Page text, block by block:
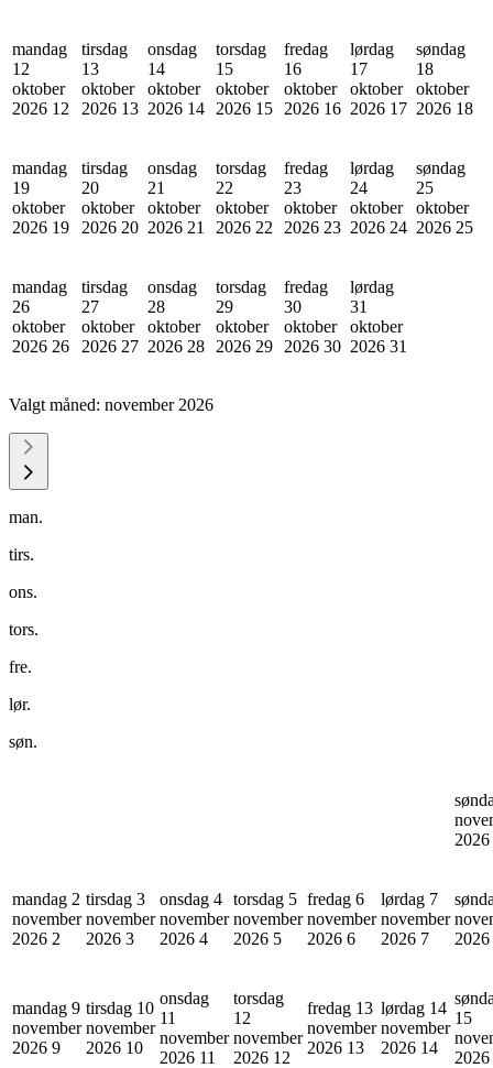
mandag
12
oktober
2026 12
tirsdag
13
oktober
2026 13
onsdag
14
oktober
2026 14
torsdag
15
oktober
2026 15
fredag
16
oktober
2026 16
lørdag
17
oktober
2026 17
søndag
18
oktober
2026 18
mandag
19
oktober
2026 19
tirsdag
20
oktober
2026 20
onsdag
21
oktober
2026 21
torsdag
22
oktober
2026 22
fredag
23
oktober
2026 23
lørdag
24
oktober
2026 24
søndag
25
oktober
2026 25
mandag
26
oktober
2026 26
tirsdag
27
oktober
2026 27
onsdag
28
oktober
2026 28
torsdag
29
oktober
2026 29
fredag
30
oktober
2026 30
lørdag
31
oktober
2026 31
Valgt måned: november 2026
man.
tirs.
ons.
tors.
fre.
lør.
søn.
2026
mandag 2
november
2026 2
tirsdag 3
november
2026 3
onsdag 4
november
2026 4
torsdag 5
november
2026 5
fredag 6
november
2026 6
lørdag 7
november
2026 7
2026
mandag 9
november
2026 9
tirsdag 10
november
2026 10
onsdag
11
november
2026 11
torsdag
12
november
2026 12
fredag 13
november
2026 13
lørdag 14
november
2026 14
15
2026